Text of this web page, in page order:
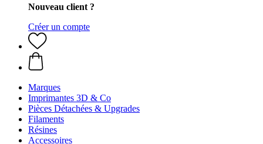
Nouveau client ?
Créer un compte
Marques
Imprimantes 3D & Co
Pièces Détachées & Upgrades
Filaments
Résines
Accessoires